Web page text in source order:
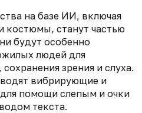
на базе ИИ, включая
костюмы, станут частью
будут особенно
людей для
зрения и слуха.
вибрирующие и
помощи слепым и очки
текста.